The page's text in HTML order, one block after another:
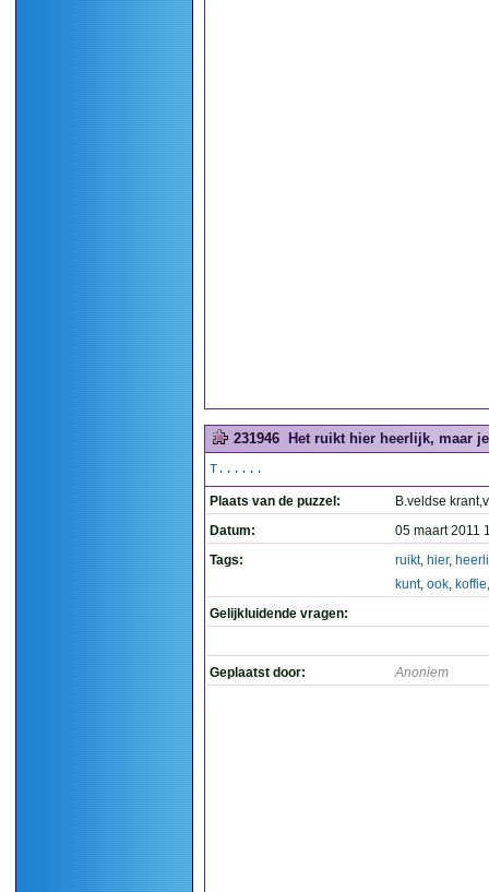
231946 Het ruikt hier heerlijk, maar
T......
Plaats van de puzzel:
B.veldse
Datum:
05 maart 2011
Tags:
ruikt, hier,
kunt, ook, koffie
Gelijkluidende vragen:
Geplaatst door: Anoniem